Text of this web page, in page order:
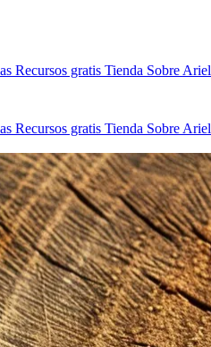
Recursos gratis Tienda Sobre Ariel
Recursos gratis Tienda Sobre Ariel